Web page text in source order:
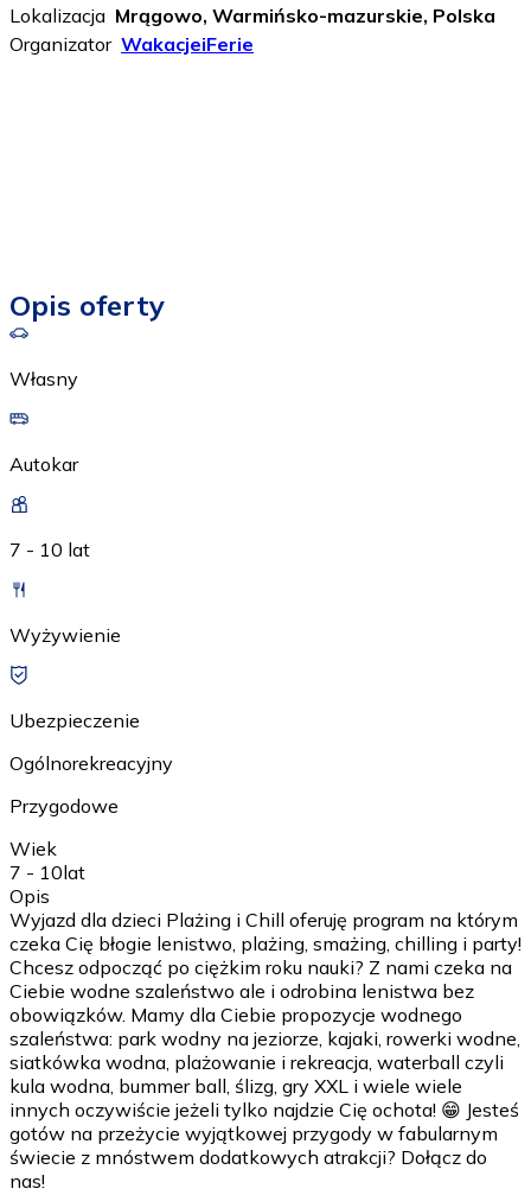
Lokalizacja Mrągowo, Warmińsko-mazurskie, Polska
Organizator WakacjeiFerie
Opis oferty
Własny
Autokar
7 - 10 lat
Wyżywienie
Ubezpieczenie
Ogólnorekreacyjny
Przygodowe
Wiek
7 - 10lat
Opis
Wyjazd dla dzieci Plażing i Chill oferuję program na którym
czeka Cię błogie lenistwo, plażing, smażing, chilling i party!
Chcesz odpocząć po ciężkim roku nauki? Z nami czeka na
Ciebie wodne szaleństwo ale i odrobina lenistwa bez
obowiązków. Mamy dla Ciebie propozycje wodnego
szaleństwa: park wodny na jeziorze, kajaki, rowerki wodne,
siatkówka wodna, plażowanie i rekreacja, waterball czyli
kula wodna, bummer ball, ślizg, gry XXL i wiele wiele
innych oczywiście jeżeli tylko najdzie Cię ochota! 😁 Jesteś
gotów na przeżycie wyjątkowej przygody w fabularnym
świecie z mnóstwem dodatkowych atrakcji? Dołącz do
nas!